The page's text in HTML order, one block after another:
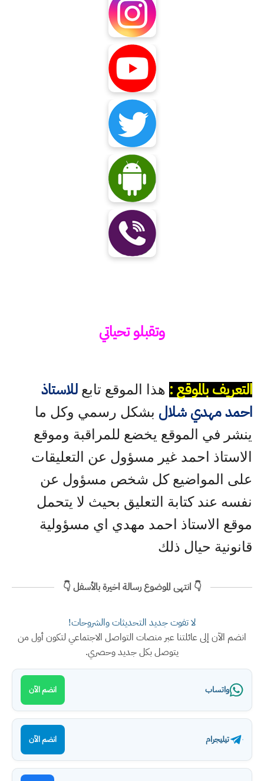
وتقبلو تحياتي
التعريف بالموقع : هذا الموقع تابع للاستاذ
احمد مهدي شلال بشكل رسمي وكل ما
ينشر في الموقع يخضع للمراقبة وموقع
الاستاذ احمد غير مسؤول عن التعليقات
على المواضيع كل شخص مسؤول عن
نفسه عند كتابة التعليق بحيث لا يتحمل
موقع الاستاذ احمد مهدي اي مسؤولية
قانونية حيال ذلك
👇 انتهى الموضوع رسالة اخيرة بالأسفل 👇
لا تفوت جديد التحديثات والشروحات!
انضم الآن إلى عائلتنا عبر منصات التواصل الاجتماعي لتكون أول من
يتوصل بكل جديد وحصري.
واتساب انضم الآن
تيليجرام انضم الآن